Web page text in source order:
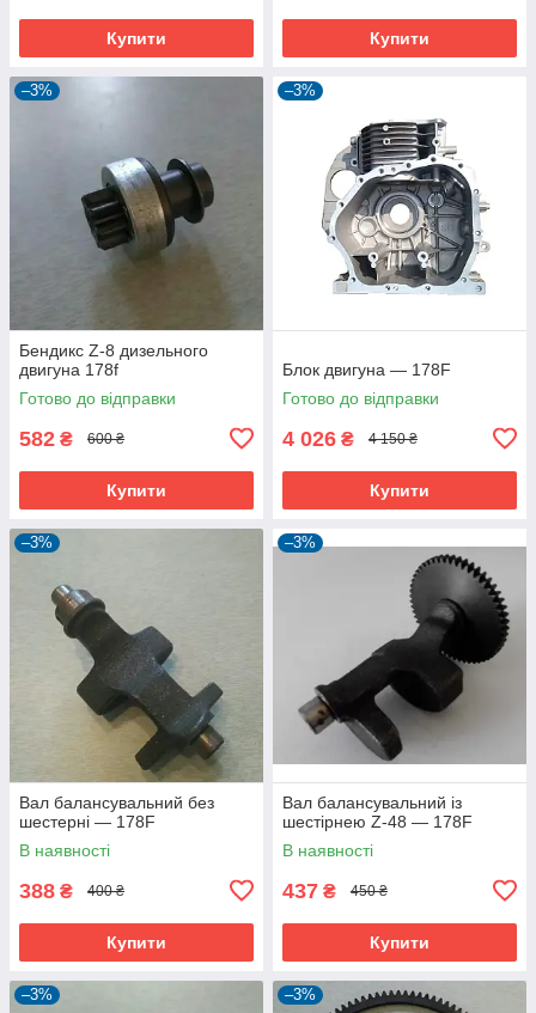
Купити Купити
–3%
Бендикс Z-8 дизельного
двигуна 178f
Готово до відправки
582 ₴ 600 ₴
Купити
–3%
Блок двигуна — 178F
Готово до відправки
4 026 ₴ 4 150 ₴
Купити
–3%
Вал балансувальний без
шестерні — 178F
В наявності
388 ₴ 400 ₴
Купити
–3%
Вал балансувальний із
шестірнею Z-48 — 178F
В наявності
437 ₴ 450 ₴
Купити
–3% –3%